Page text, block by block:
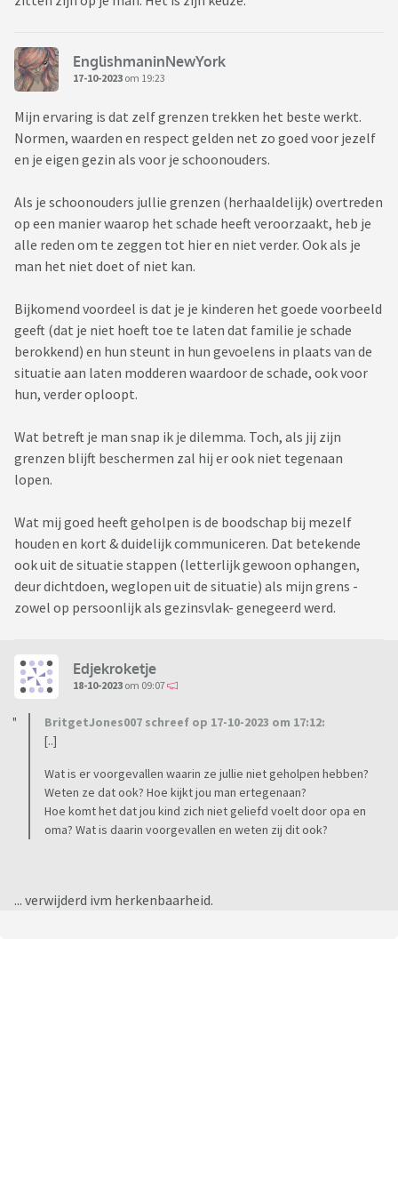
het weer bergafwaarts. Als er wat gedaan moet worden, dan
zetten dat nee zeggen geen optie meer is. En dus ga ik dan
maar weer met mijn staart tussen mijn benen en doe ik wat
er gevraagd wordt. Ergens dúrf ik ook niet te zeggen dat ik
het niet doe.
Nu is er kortgeleden door onze jongste gezegd dat die
duidelijk voelt dat oma geen warme gevoelens koestert voor
wat we er mee moeten. In de loop der jaren is mijn man het
gesprek al weleens aangegaan en heeft hij gezegd dat er
duidelijk verschil gemaakt wordt. Uiteraard wordt dit dan
ontkent. Oma heeft geen zelfreflectie; nooit ligt er iets aan
met name mijn) kant. We zijn alleen goed voor de klusjes,
verder niet.
Ik ben opzoek naar meer manieren waarop we schoonouders
meer, alleen als het niet anders kan. De kinderen hebben wat
ons betreft geen enkele verplichting naar opa en oma. Mijn
man komt er ook niet vaak, maar meer letterlijke afstand
gebeurt en hij achter zal blijven met een schuldgevoel. En
dat snap ik.
Wie heeft er misschien nog tips over hoe om te gaan met
deze situatie?
kinderen en wat er gedaan is tegen bijvoorbeeld mij, maar uit
angst voor meelezers en herkenbaarheid probeer ik dat te
beperken in de hoop dat dit al genoeg zegt.
EnglishmaninNewYork
17-10-2023 om 19:23
Mijn ervaring is dat zelf grenzen trekken het beste werkt.
Normen, waarden en respect gelden net zo goed voor jezelf
en je eigen gezin als voor je schoonouders.
Als je schoonouders jullie grenzen (herhaaldelijk) overtreden
op een manier waarop het schade heeft veroorzaakt, heb je
alle reden om te zeggen tot hier en niet verder. Ook als je
man het niet doet of niet kan.
Bijkomend voordeel is dat je je kinderen het goede voorbeeld
geeft (dat je niet hoeft toe te laten dat familie je schade
berokkend) en hun steunt in hun gevoelens in plaats van de
situatie aan laten modderen waardoor de schade, ook voor
hun, verder oploopt.
Wat betreft je man snap ik je dilemma. Toch, als jij zijn
grenzen blijft beschermen zal hij er ook niet tegenaan
lopen.
Wat mij goed heeft geholpen is de boodschap bij mezelf
houden en kort & duidelijk communiceren. Dat betekende
ook uit de situatie stappen (letterlijk gewoon ophangen,
deur dichtdoen, weglopen uit de situatie) als mijn grens -
zowel op persoonlijk als gezinsvlak- genegeerd werd.
Edjekroketje
18-10-2023 om 09:07
BritgetJones007 schreef op 17-10-2023 om 17:12:
[..]
Wat is er voorgevallen waarin ze jullie niet geholpen hebben?
Weten ze dat ook? Hoe kijkt jou man ertegenaan?
Hoe komt het dat jou kind zich niet geliefd voelt door opa en
oma? Wat is daarin voorgevallen en weten zij dit ook?
... verwijderd ivm herkenbaarheid.